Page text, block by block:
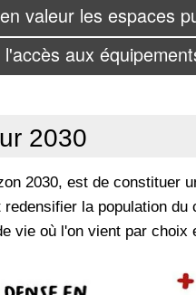
valeur les espaces
aux
2030
2030, est de constituer
la population
vie où l'on vient par choix